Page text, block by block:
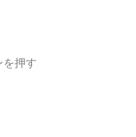
押す